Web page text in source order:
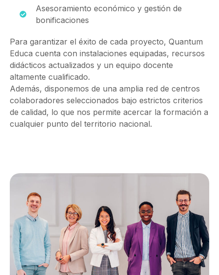
Asesoramiento económico y gestión de
bonificaciones
Para garantizar el éxito de cada proyecto, Quantum
Educa cuenta con instalaciones equipadas, recursos
didácticos actualizados y un equipo docente
altamente cualificado.
Además, disponemos de una amplia red de centros
colaboradores seleccionados bajo estrictos criterios
de calidad, lo que nos permite acercar la formación a
cualquier punto del territorio nacional.